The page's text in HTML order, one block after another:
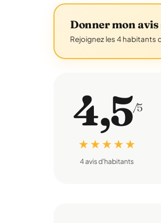
Donner mon
Rejoignez les 4 habitants
4,5/5
★ ★ ★ ★ ★
4 avis d'habitants